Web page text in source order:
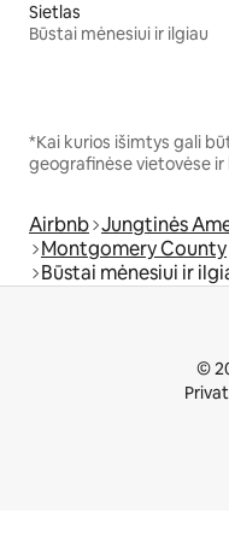
Sietlas
Būstai mėnesiui ir ilgiau
*Kai kurios išimtys gali
geografinėse vietovėse
Airbnb Jungtinės
Montgomery County
Būstai mėnesiui ir
©